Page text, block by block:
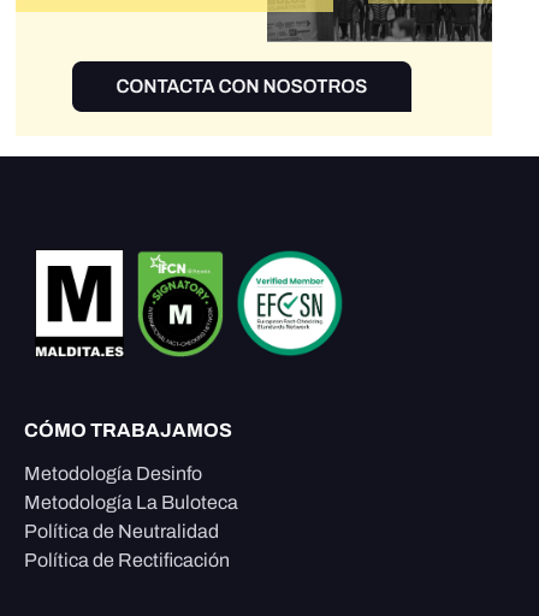
CÓMO TRABAJAMOS
Metodología Desinfo
Metodología La Buloteca
Política de Neutralidad
Política de Rectificación